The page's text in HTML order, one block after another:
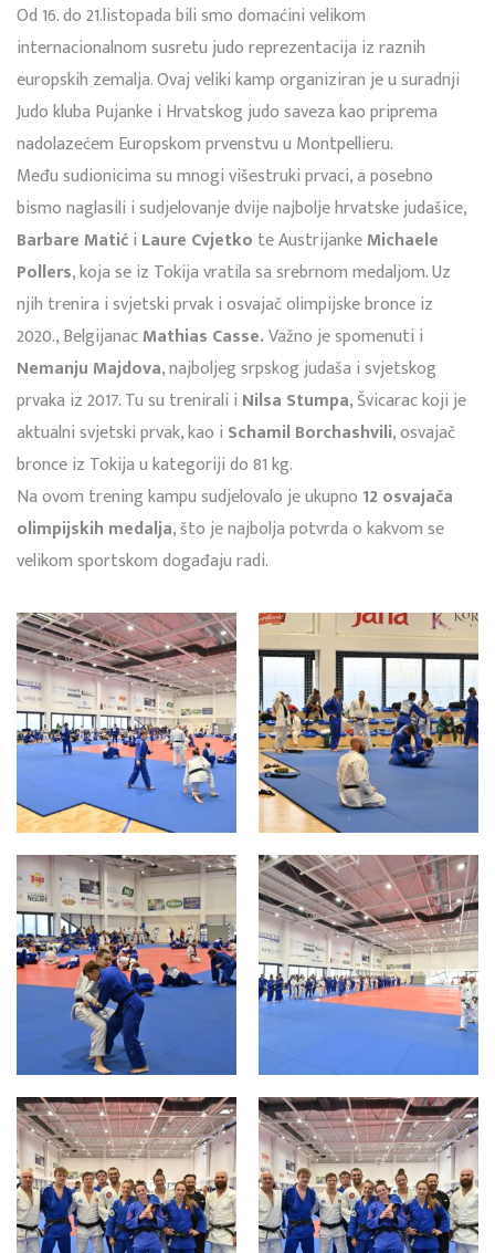
Od 16. do 21.listopada bili smo domaćini velikom
internacionalnom susretu judo reprezentacija iz raznih
europskih zemalja. Ovaj veliki kamp organiziran je u suradnji
Judo kluba Pujanke i Hrvatskog judo saveza kao priprema
nadolazećem Europskom prvenstvu u Montpellieru.
Među sudionicima su mnogi višestruki prvaci, a posebno
bismo naglasili i sudjelovanje dvije najbolje hrvatske judašice,
Barbare Matići Laure Cvjetko te AustrijankeMichaele
Pollers, koja se iz Tokija vratila sa srebrnom medaljom. Uz
njih trenira i svjetski prvak i osvajač olimpijske bronce iz
2020., BelgijanacMathias Casse.Važno je spomenuti i
Nemanju Majdova, najboljeg srpskog judaša i svjetskog
prvaka iz 2017. Tu su trenirali i Nilsa Stumpa, Švicarac koji je
aktualni svjetski prvak, kao i Schamil Borchashvili, osvajač
bronce iz Tokija u kategoriji do 81 kg.
Na ovom trening kampu sudjelovalo je ukupno 12 osvajača
olimpijskih medalja, što je najbolja potvrda o kakvom se
velikom sportskom događaju radi.